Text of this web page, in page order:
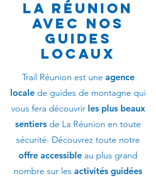
La Réunion
avec nos
guides
locaux
Trail Réunion est une agence
locale de guides de montagne qui
vous fera découvrir les plus beaux
sentiers de La Réunion en toute
sécurité. Découvrez toute notre
offre accessible au plus grand
nombre sur les activités guidées